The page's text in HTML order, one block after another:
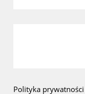
Polityka prywatności